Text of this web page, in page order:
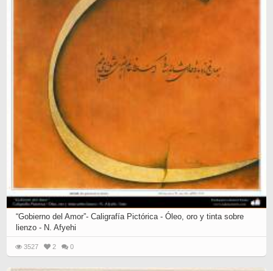
“Gobierno del Amor”- Caligrafía Pictórica - Óleo, oro y tinta sobre
lienzo - N. Afyehi
3527 2 0